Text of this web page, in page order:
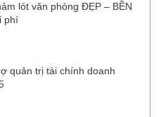
lót văn phòng ĐẸP – BỀN
phí
quản trị tài chính doanh